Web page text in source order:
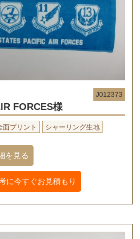
J012373
FORCES様
面プリント シャーリング生地
を見る
に今すぐお見積もり